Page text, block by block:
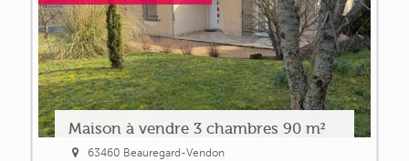
Maison à vendre 3 chambres 90 m²
63460 Beauregard-Vendon